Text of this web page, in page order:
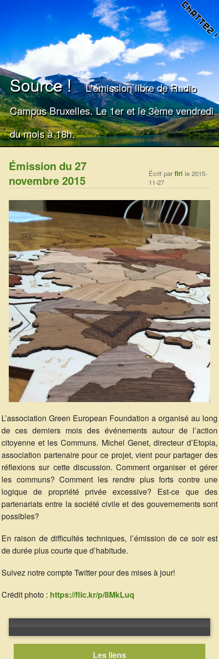
Source !
L'émission libre de Radio
Campus Bruxelles. Le 1er et le 3ème vendredi
du mois à 18h.
Émission du 27
novembre 2015
Écrit parfiri le 2015-
11-27
L’association Green European Foundation a organisé au long
de ces derniers mois des événements autour de l’action
citoyenne et les Communs. Michel Genet, directeur d’Etopia,
association partenaire pour ce projet, vient pour partager des
réflexions sur cette discussion. Comment organiser et gérer
les communs? Comment les rendre plus forts contre une
logique de propriété privée excessive? Est-ce que des
partenariats entre la société civile et des gouvernements sont
possibles?
En raison de difficultés techniques, l’émission de ce soir est
de durée plus courte que d’habitude.
Suivez notre compte Twitter pour des mises à jour!
Crédit photo : https://flic.kr/p/8MkLuq
Les liens